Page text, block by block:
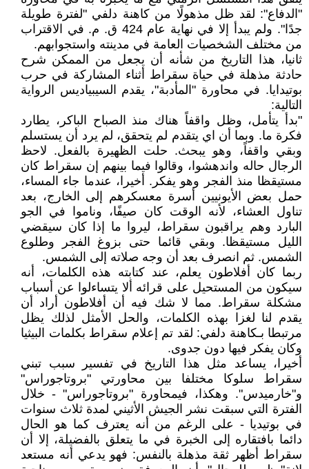
"الدفاع": لقد ظل مذهولًا من كاهنة دلفي "لفترة طويلة
جدًا". ولم يبدأ إلا في نهاية عام 424 ق. م. في الاقتراب
من مختلف الشخصيات العامة في مدينته واستجوابهم.
ثانيا، هذا التاريخ من شأنه أن يجعل من الممكن شرح
حادثة مذهلة في حياة سقراط أثناء المشاركة في حرب
بوتيدايا. في محاورة "المأدبة"، يقدم السيبياديس الرواية
التالية:
"بدأ يتأمل، وظل واقفاً هناك منذ الصباح الباكر، يطارد
فكرة ما. وبما أن اي يتقدم لم يتحقق، لم يرد أن يستسلم
وبقي واقفاً، وهو يبحث. حلت الظهيرة بالفعل. لاحظ
الرجال حاله واندهشوا، وقالوا فيما بينهم إن سقراط كان
مستيقظا منذ الفجر وهو يفكر. أخيرا، عندما جاء المساء،
حمل بعض الأيونيين أسرة معسكرهم إلى الخارج، بعد
تناول العشاء، لأنه الوقت كان صيفًا، وناموا في الجو
البارد وهم يراقبون سقراط، ليروا ما إذا كان سيقضي
الليل مستيقظا. وبقي قائما حتى بزوغ الفجر وطلوع
الشمس. ثم انصرف بعد أن وجه صلاته إلى الشمس.
ربما كان أفلاطون يعلم، عند كتابته هذه الكلمات، أنه
سيكون من المستحيل على قرائه ألا يتساءلوا عن أسباب
مشكلة سقراط. مما لا شك فيه أن أفلاطون أراد أن
يقدم لنا لغزا بهذه الكلمات، والحل الأمثل لذلك يظل
مرتبطا بـكاهنة دلفي: لقد تم إعلام سقراط بكلمات البيثيا
وكان يفكر فيها دون جدوى.
أخيرا، يساعد مثل هذا التاريخ في تفسير سبب تبني
سقراط سلوكا مختلفا بين محاورتي "بروتاجوراس"
و"خارميدس". وهكذا، فيمحاورة "بروتاجوراس" - خلال
الفترة التي سبقت نشر الجيش الأثيني لمدة ثلاث سنوات
في بوتيديا - على الرغم من أنه يعترف كما هو الحال
دائما بافتقاره إلى الخبرة في ما يتعلق بالفضيلة، إلا أن
سقراط أظهر ثقة مذهلة بالنفس: فهو يدعي أنه مستعد